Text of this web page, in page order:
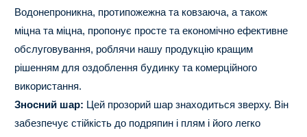
Водонепроникна, протипожежна та ковзаюча, а також
міцна та міцна, пропонує просте та економічно ефективне
обслуговування, роблячи нашу продукцію кращим
рішенням для оздоблення будинку та комерційного
використання.
Зносний шар: Цей прозорий шар знаходиться зверху. Він
забезпечує стійкість до подряпин і плям і його легко